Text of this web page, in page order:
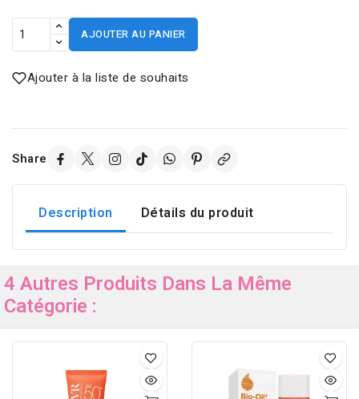
AJOUTER AU PANIER
Ajouter à la liste de souhaits
Share
Description Détails du produit
4 Autres Produits Dans La Même
Catégorie :